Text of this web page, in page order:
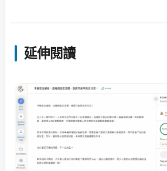
延伸閱讀